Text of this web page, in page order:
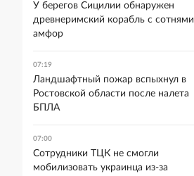
У берегов Сицилии обнаружен
древнеримский корабль с сотнями
амфор
07:19
Ландшафтный пожар вспыхнул в
Ростовской области после налета
БПЛА
07:00
Сотрудники ТЦК не смогли
мобилизовать украинца из-за